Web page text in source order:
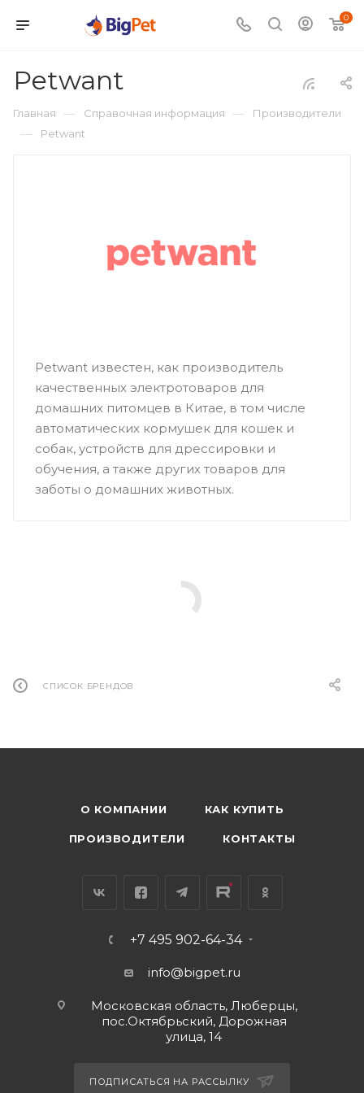
0
Petwant
Главная — Справочная информация — Производители
— Petwant
Petwant известен, как производитель
качественных электротоваров для
домашних питомцев в Китае, в том числе
автоматических кормушек для кошек и
собак, устройств для дрессировки и
обучения, а также других товаров для
заботы о домашних животных.
СПИСОК БРЕНДОВ
О КОМПАНИИ КАК КУПИТЬ
ПРОИЗВОДИТЕЛИ КОНТАКТЫ
+7 495 902-64-34
info@bigpet.ru
Московская область, Люберцы,
пос.Октябрьский, Дорожная
улица, 14
ПОДПИСАТЬСЯ НА РАССЫЛКУ